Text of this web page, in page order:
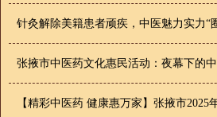
针灸解除美籍患者顽疾，中医魅力实力“
张掖市中医药文化惠民活动：夜幕下的